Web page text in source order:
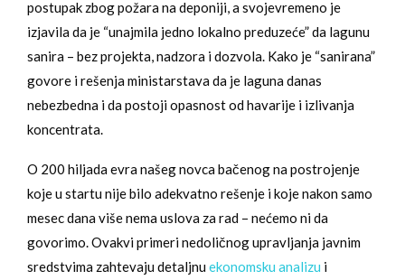
postupak zbog požara na deponiji, a svojevremeno je
izjavila da je “unajmila jedno lokalno preduzeće” da lagunu
sanira – bez projekta, nadzora i dozvola. Kako je “sanirana”
govore i rešenja ministarstava da je laguna danas
nebezbedna i da postoji opasnost od havarije i izlivanja
koncentrata.
O 200 hiljada evra našeg novca bačenog na postrojenje
koje u startu nije bilo adekvatno rešenje i koje nakon samo
mesec dana više nema uslova za rad – nećemo ni da
govorimo. Ovakvi primeri nedoličnog upravljanja javnim
sredstvima zahtevaju detaljnuekonomsku analizu i